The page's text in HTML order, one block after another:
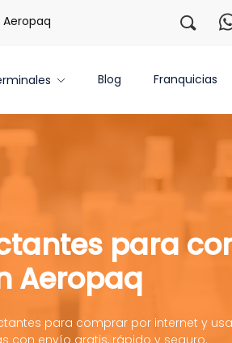
Prime ¡Regístrate con
Blog Franquicias
para
Aeropaq
para comprar por internet y
con envío gratis, rápido y seguro.